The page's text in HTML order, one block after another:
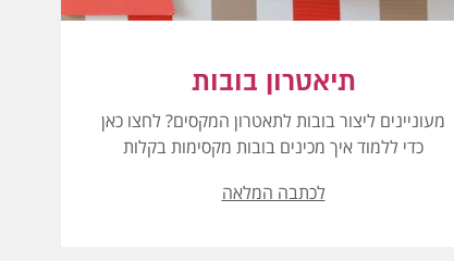
תיאטרון בובות
מעוניינים ליצור בובות לתאטרון המקסים? לחצו כאן
כדי ללמוד איך מכינים בובות מקסימות בקלות
לכתבה המלאה